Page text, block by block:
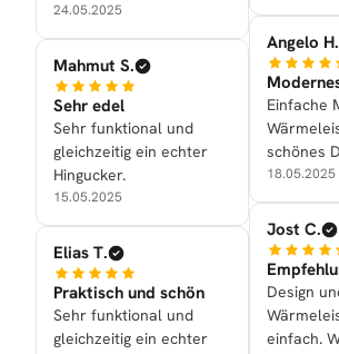
24.05.2025
Mahmut S.
Sehr edel
Sehr funktional und
gleichzeitig ein echter
Hingucker.
15.05.2025
Elias T.
Praktisch und schön
Sehr funktional und
gleichzeitig ein echter
Angelo H.
Einfache
schönes
18.05.2025
Jost C.
Design
einfach.